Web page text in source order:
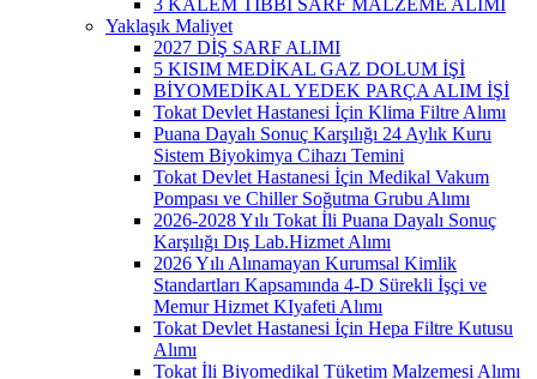
Yaklaşık Maliyet
2027 DİŞ SARF ALIMI
5 KISIM MEDİKAL GAZ DOLUM İŞİ
BİYOMEDİKAL YEDEK PARÇA ALIM İŞİ
Tokat Devlet Hastanesi İçin Klima Filtre Alımı
Puana Dayalı Sonuç Karşılığı 24 Aylık Kuru
Sistem Biyokimya Cihazı Temini
Tokat Devlet Hastanesi İçin Medikal Vakum
Pompası ve Chiller Soğutma Grubu Alımı
2026-2028 Yılı Tokat İli Puana Dayalı Sonuç
Karşılığı Dış Lab.Hizmet Alımı
2026 Yılı Alınamayan Kurumsal Kimlik
Standartları Kapsamında 4-D Sürekli İşçi ve
Memur Hizmet KIyafeti Alımı
Tokat Devlet Hastanesi İçin Hepa Filtre Kutusu
Alımı
Tokat İli Biyomedikal Tüketim Malzemesi Alımı